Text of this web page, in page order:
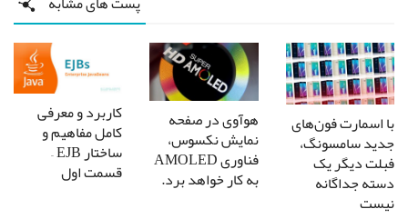
با اسمارت فون‌های
جدید سامسونگ،
فبلت دیگر یک
دسته جداگانه
نیست
هوآوی در صفحه
نمایش نکسوس،
فناوری AMOLED
به کار خواهد برد.
کاربرد و معرفی
کامل مفاهیم و
ساختار EJB –
قسمت اول